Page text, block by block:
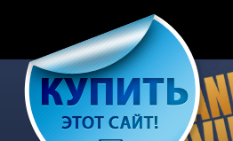
содержимому